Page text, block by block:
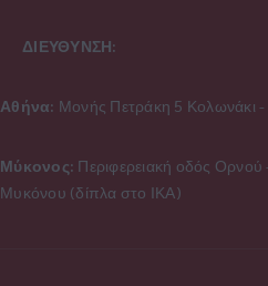
ΔΙΕΥΘΥΝΣΗ:
Αθήνα: Μονής Πετράκη 5 Κολωνάκι
Μύκονος: Περιφερειακή οδός Ορνού
Μυκόνου (δίπλα στο ΙΚΑ)